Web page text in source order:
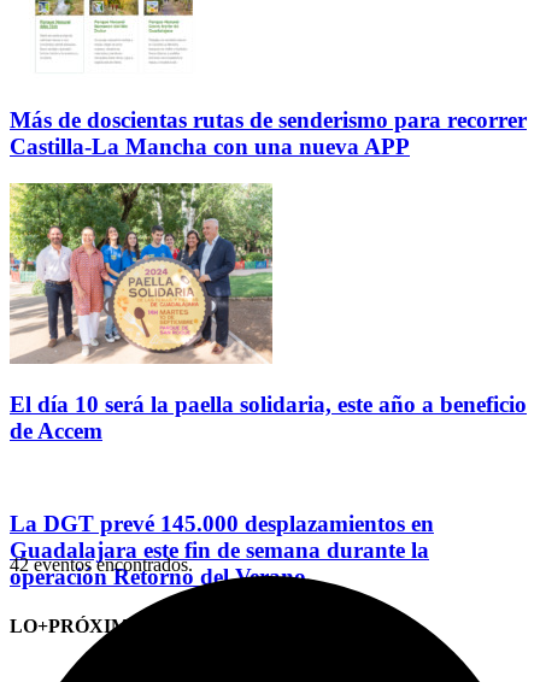
Más de doscientas rutas de senderismo para recorrer
Castilla-La Mancha con una nueva APP
El día 10 será la paella solidaria, este año a beneficio
de Accem
La DGT prevé 145.000 desplazamientos en
Guadalajara este fin de semana durante la
operación Retorno del Verano
LO+PRÓXIMO (CITAS)
42 eventos encontrados.